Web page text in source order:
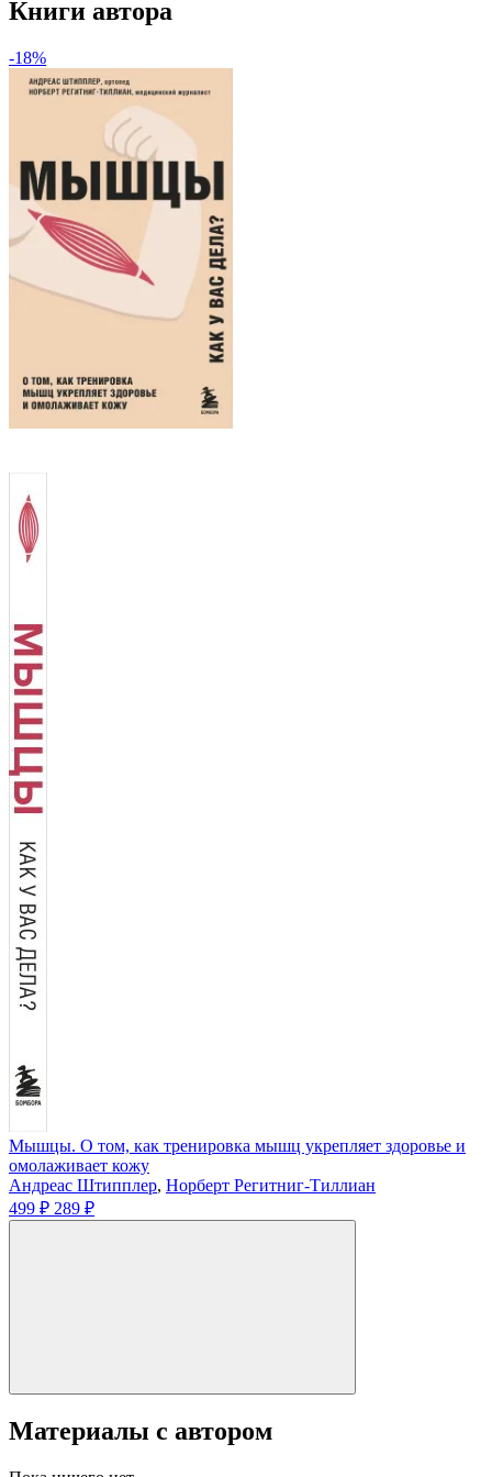
Книги автора
-18%
Мышцы. О том, как тренировка мышц укрепляет здоровье и
омолаживает кожу
Андреас Штипплер, Норберт Регитниг-Тиллиан
499 ₽ 289 ₽
Материалы с автором